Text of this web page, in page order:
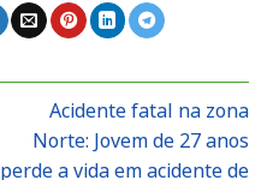
Acidente fatal na zona
Norte: Jovem de 27 anos
perde a vida em acidente de